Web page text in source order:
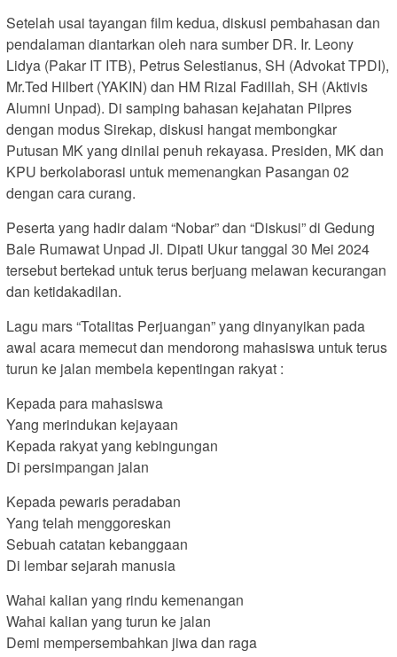
Setelah usai tayangan film kedua, diskusi pembahasan dan
pendalaman diantarkan oleh nara sumber DR. Ir. Leony
Lidya (Pakar IT ITB), Petrus Selestianus, SH (Advokat TPDI),
Mr.Ted Hilbert (YAKIN) dan HM Rizal Fadillah, SH (Aktivis
Alumni Unpad). Di samping bahasan kejahatan Pilpres
dengan modus Sirekap, diskusi hangat membongkar
Putusan MK yang dinilai penuh rekayasa. Presiden, MK dan
KPU berkolaborasi untuk memenangkan Pasangan 02
dengan cara curang.
Peserta yang hadir dalam “Nobar” dan “Diskusi” di Gedung
Bale Rumawat Unpad Jl. Dipati Ukur tanggal 30 Mei 2024
tersebut bertekad untuk terus berjuang melawan kecurangan
dan ketidakadilan.
Lagu mars “Totalitas Perjuangan” yang dinyanyikan pada
awal acara memecut dan mendorong mahasiswa untuk terus
turun ke jalan membela kepentingan rakyat :
Kepada para mahasiswa
Yang merindukan kejayaan
Kepada rakyat yang kebingungan
Di persimpangan jalan
Kepada pewaris peradaban
Yang telah menggoreskan
Sebuah catatan kebanggaan
Di lembar sejarah manusia
Wahai kalian yang rindu kemenangan
Wahai kalian yang turun ke jalan
Demi mempersembahkan jiwa dan raga